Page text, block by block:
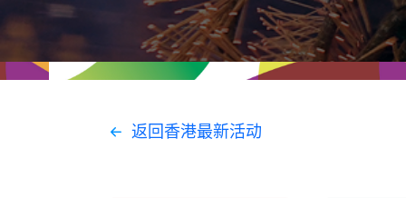
经贸协议
推广香港@东盟
资源
返回香港最新活动